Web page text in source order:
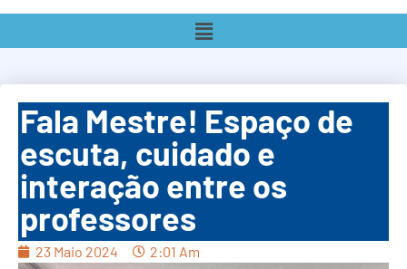
Fala Mestre! Espaço de
escuta, cuidado e
interação entre os
professores
23 Maio 2024 2:01 Am